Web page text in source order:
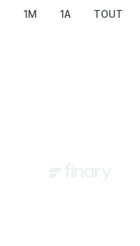
1M 1A TOUT